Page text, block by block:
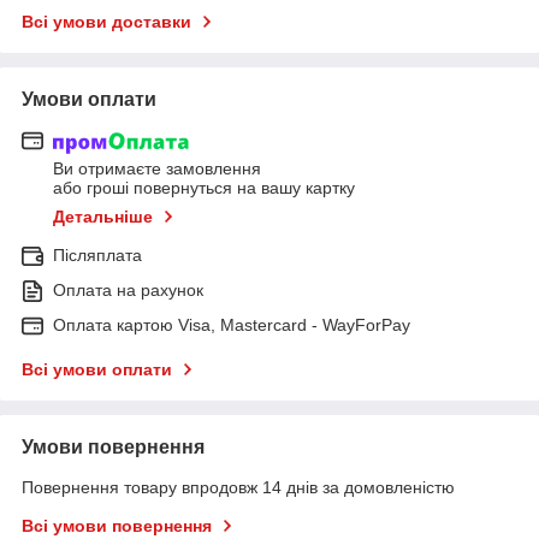
Всі умови доставки
Умови оплати
Ви отримаєте замовлення
або гроші повернуться на вашу картку
Детальніше
Післяплата
Оплата на рахунок
Оплата картою Visa, Mastercard - WayForPay
Всі умови оплати
Умови повернення
Повернення товару впродовж 14 днів за домовленістю
Всі умови повернення